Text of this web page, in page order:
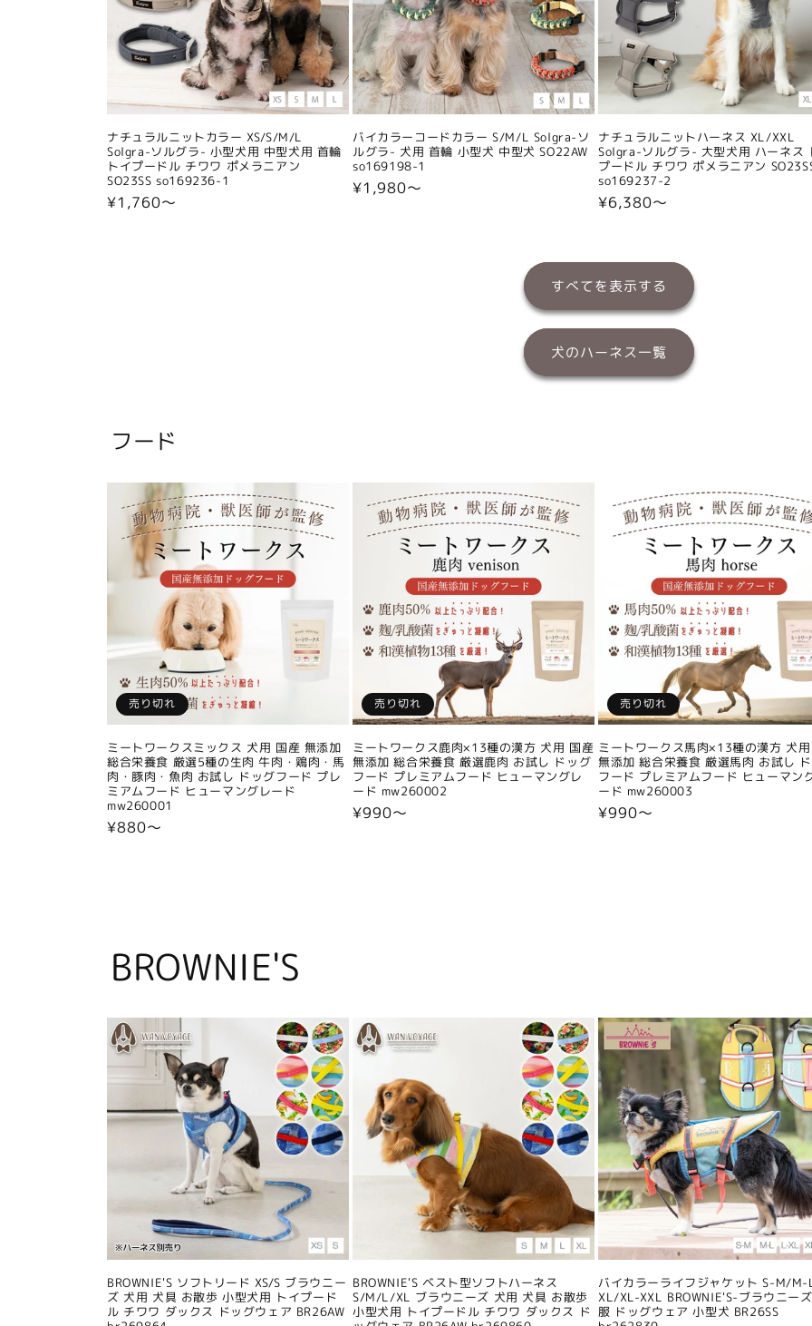
ナチュラルニットカラー XS/S/M/L
Solgra-ソルグラ- 小型犬用 中型犬用 首輪
トイプードル チワワ ポメラニアン
SO23SS so169236-1
通
¥1,760〜
バイカラーコードカラー S/M/L Solgra-ソ
ルグラ- 犬用 首輪 小型犬 中型犬 SO22AW
so169198-1
通
¥1,980〜
ナチュラルニットハーネス XL/XXL
Solgra-ソルグラ- 大型犬用 ハーネス
プードル チワワ ポメラニアン
so169237-2
通
格
¥6,380〜
すべてを表示する
犬のハーネス一覧
フード
売り切れ
ミートワークスミックス 犬用 国産 無添加
総合栄養食 厳選5種の生肉 牛肉・鶏肉・馬
肉・豚肉・魚肉 お試し ドッグフード プレ
ミアムフード ヒューマングレード
mw260001
通
¥880〜
売り切れ
ミートワークス鹿肉×13種の漢方 犬用 国産
無添加 総合栄養食 厳選鹿肉 お試し ドッグ
フード プレミアムフード ヒューマングレ
ード mw260002
通
¥990〜
売り切れ
ミートワークス馬肉×13種の漢方 犬
無添加 総合栄養食 厳選馬肉 お試し
フード プレミアムフード ヒューマン
ード mw260003
通
¥990〜
BROWNIE'S
BROWNIE'S ソフトリード XS/S ブラウニー
ズ 犬用 犬具 お散歩 小型犬用 トイプード
ル チワワ ダックス ドッグウェア BR26AW
BROWNIE'S ベスト型ソフトハーネス
S/M/L/XL ブラウニーズ 犬用 犬具 お散歩
小型犬用 トイプードル チワワ ダックス ド
バイカラーライフジャケット S-M/
XL/XL-XXL BROWNIE'S-ブラウニー
服 ドッグウェア 小型犬 BR26SS